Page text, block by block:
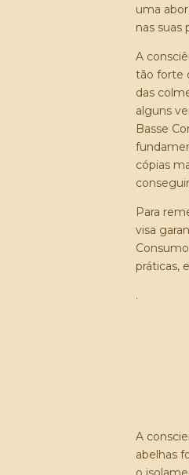
uma
nas suas
A
tão forte
das
alguns
Basse
cópias
Para
visa
práticas,
.
A
abelhas